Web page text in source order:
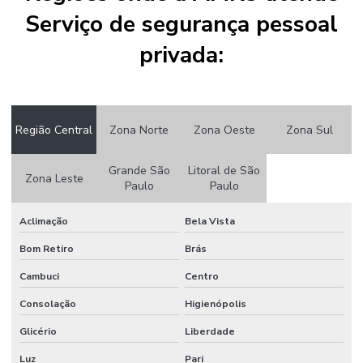
PARA
CORPORAÇÕES
PARA
SEGURANÇA
EM EVENTOS
AO AR LIVRE
SEGURANÇA
PARA
EVENTOS
CORPORATIVOS
SEGURANÇA
Serviço de segurança pessoal
privada:
Região Central Zona Norte Zona Oeste Zona Sul
Zona Leste
Grande São
Paulo
Litoral de São
Paulo
Aclimação Bela Vista
Bom Retiro Brás
Cambuci Centro
Consolação Higienópolis
Glicério Liberdade
Luz Pari